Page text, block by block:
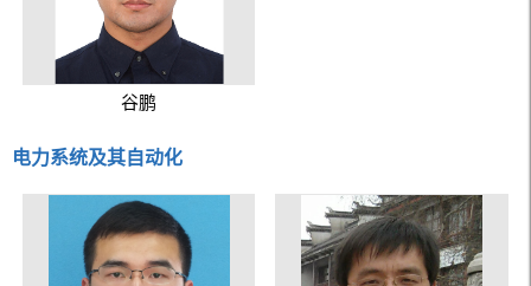
谷鹏
电力系统及其自动化